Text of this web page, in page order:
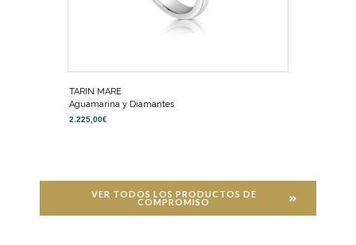
TARIN MARE
Aguamarina y Diamantes
2.225,00€
VER TODOS LOS PRODUCTOS DE
COMPROMISO